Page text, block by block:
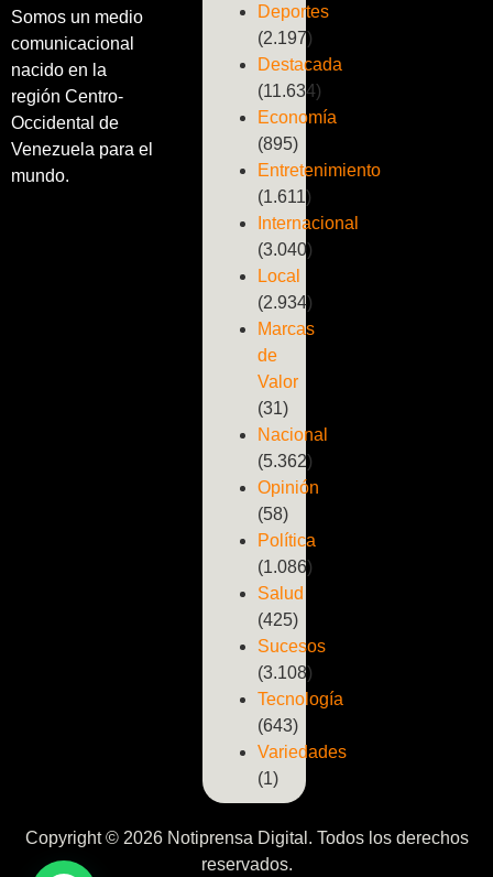
Somos un medio
comunicacional
nacido en la
región Centro-
Occidental de
Venezuela para el
mundo.
Deportes
(2.197)
Destacada
(11.634)
Economía
(895)
Entretenimiento
(1.611)
Internacional
(3.040)
Local
(2.934)
Marcas
de
Valor
(31)
Nacional
(5.362)
Opinión
(58)
Política
(1.086)
Salud
(425)
Sucesos
(3.108)
Tecnología
(643)
Variedades
(1)
Copyright © 2026 Notiprensa Digital. Todos los derechos
reservados.